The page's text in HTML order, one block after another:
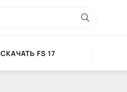
СКАЧАТЬ FS 17